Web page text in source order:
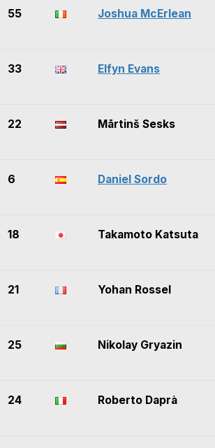
55 Joshua McErlean
33 Elfyn Evans
22 Mārtinš Sesks
6 Daniel Sordo
18 Takamoto Katsuta
21 Yohan Rossel
25 Nikolay Gryazin
24 Roberto Daprà